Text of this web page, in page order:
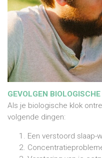
GEVOLGEN
Als je biologische klok
volgende dingen:
Een verstoord slaap-